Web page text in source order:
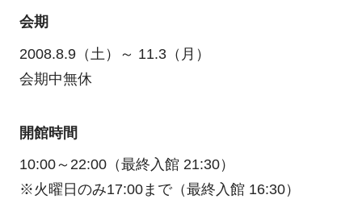
会期
2008.8.9（土）～ 11.3（月）
会期中無休
開館時間
10:00～22:00（最終入館 21:30）
※火曜日のみ17:00まで（最終入館 16:30）